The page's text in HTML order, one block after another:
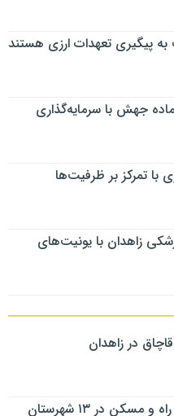
پیگیری تعهدات ارزی هستند
جهش با سرمایه‌گذاری
با تمرکز بر ظرفیت‌ها
زاهدان با یونیت‌های
در ۱۳ شهرستان